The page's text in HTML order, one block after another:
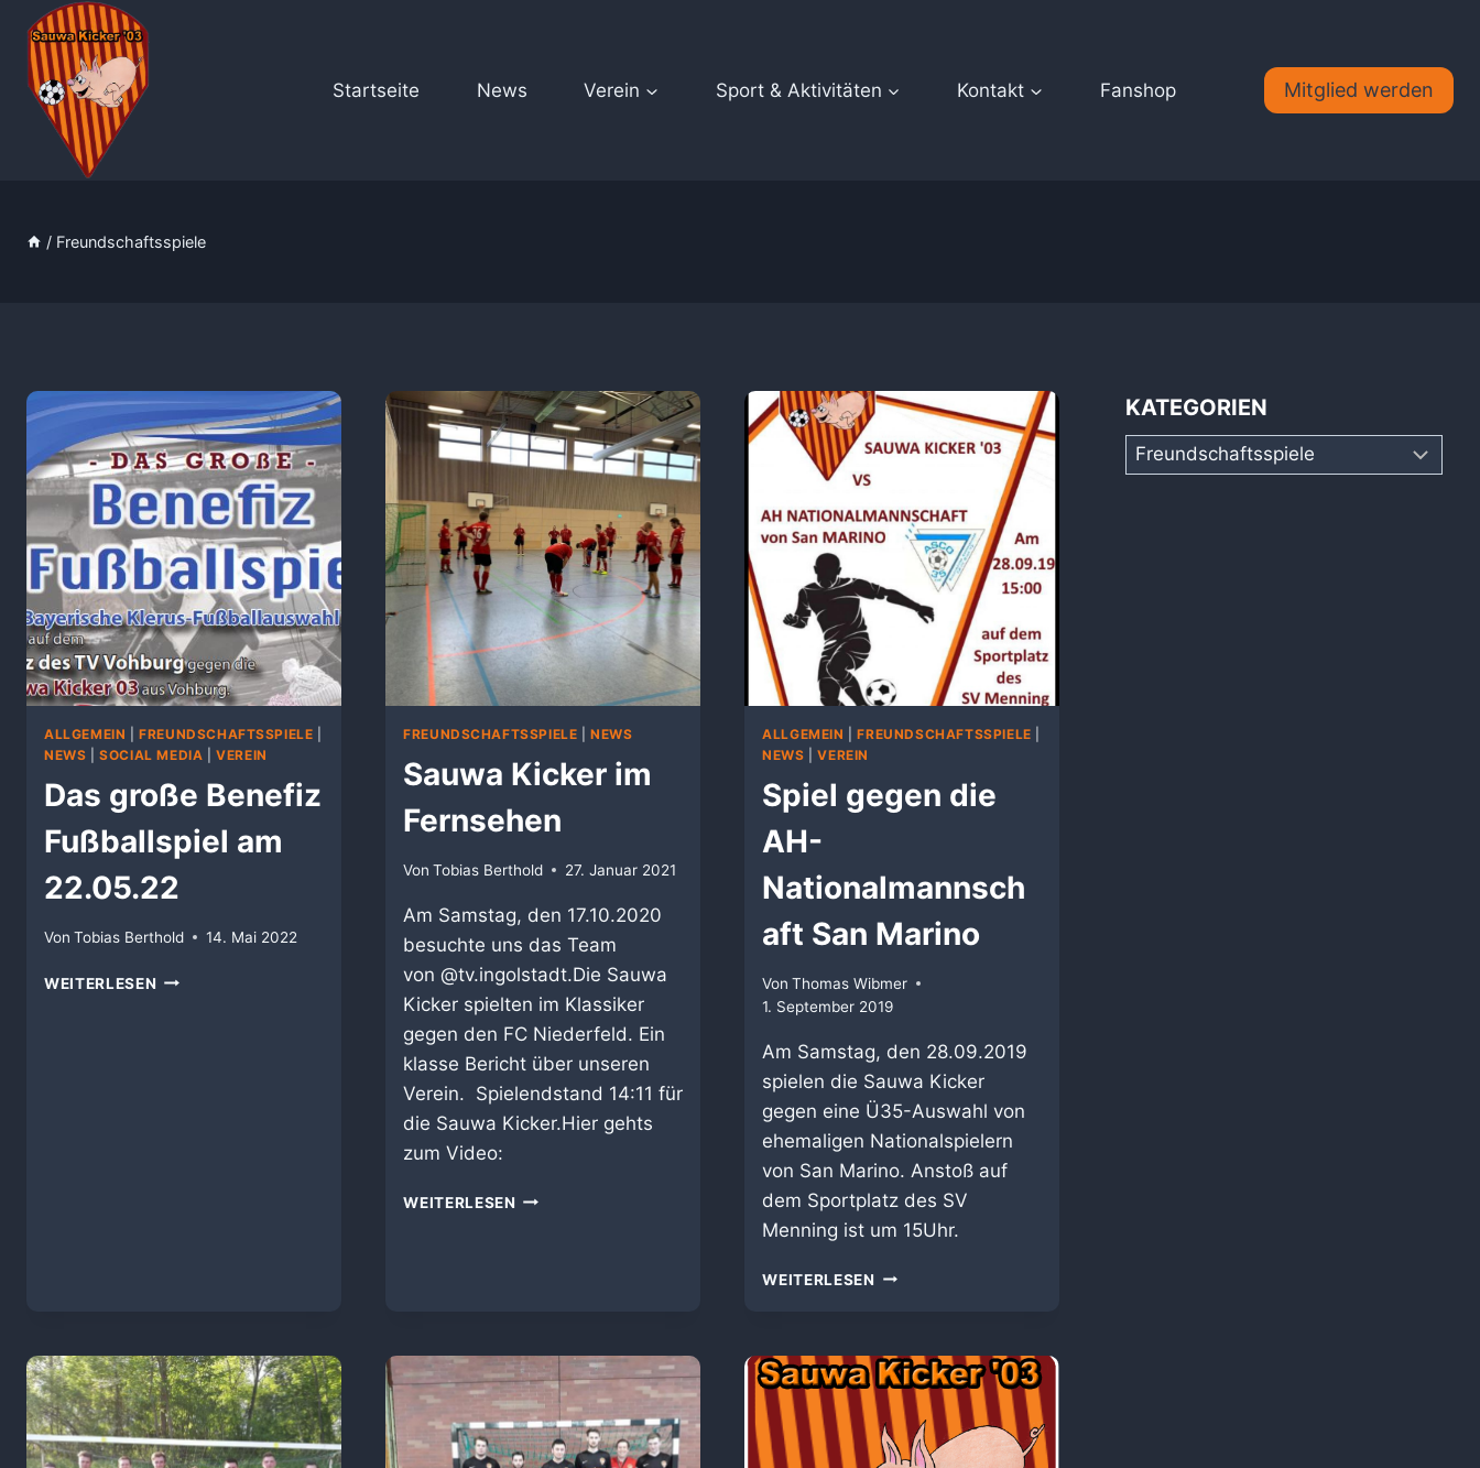
Inhalt
springen
Startseite News Verein Sport & Aktivitäten Kontakt Fanshop Mitglied werden
/ Freundschaftsspiele
ALLGEMEIN |FREUNDSCHAFTSSPIELE
NEWS |SOCIAL MEDIA |VEREIN
Das große Benefiz
Fußballspiel am
22.05.22
Von Tobias Berthold 14. Mai 2022
WEITERLESEN DAS
FREUNDSCHAFTSSPIELE |NEWS
Sauwa Kicker im
Fernsehen
Von Tobias Berthold 27. Januar 2021
Am Samstag, den 17.10.2020
besuchte uns das Team
von @tv.ingolstadt.Die Sauwa
Kicker spielten im Klassiker
gegen den FC Niederfeld. Ein
klasse Bericht über unseren
Verein. Spielendstand 14:11 für
die Sauwa Kicker.Hier gehts
zum Video:
WEITERLESEN SAUWA
ALLGEMEIN |FREUNDSCHAFTSSPIELE
NEWS |VEREIN
Spiel gegen die
AH-
Nationalmannsch
aft San Marino
Von Thomas Wibmer
1. September 2019
Am Samstag, den 28.09.2019
spielen die Sauwa Kicker
gegen eine Ü35-Auswahl von
ehemaligen Nationalspielern
von San Marino. Anstoß auf
dem Sportplatz des SV
Menning ist um 15Uhr.
WEITERLESEN SPIEL
NATIONALMANNSCHAFT
SAN
MARINO
KATEGORIEN
Kategorien